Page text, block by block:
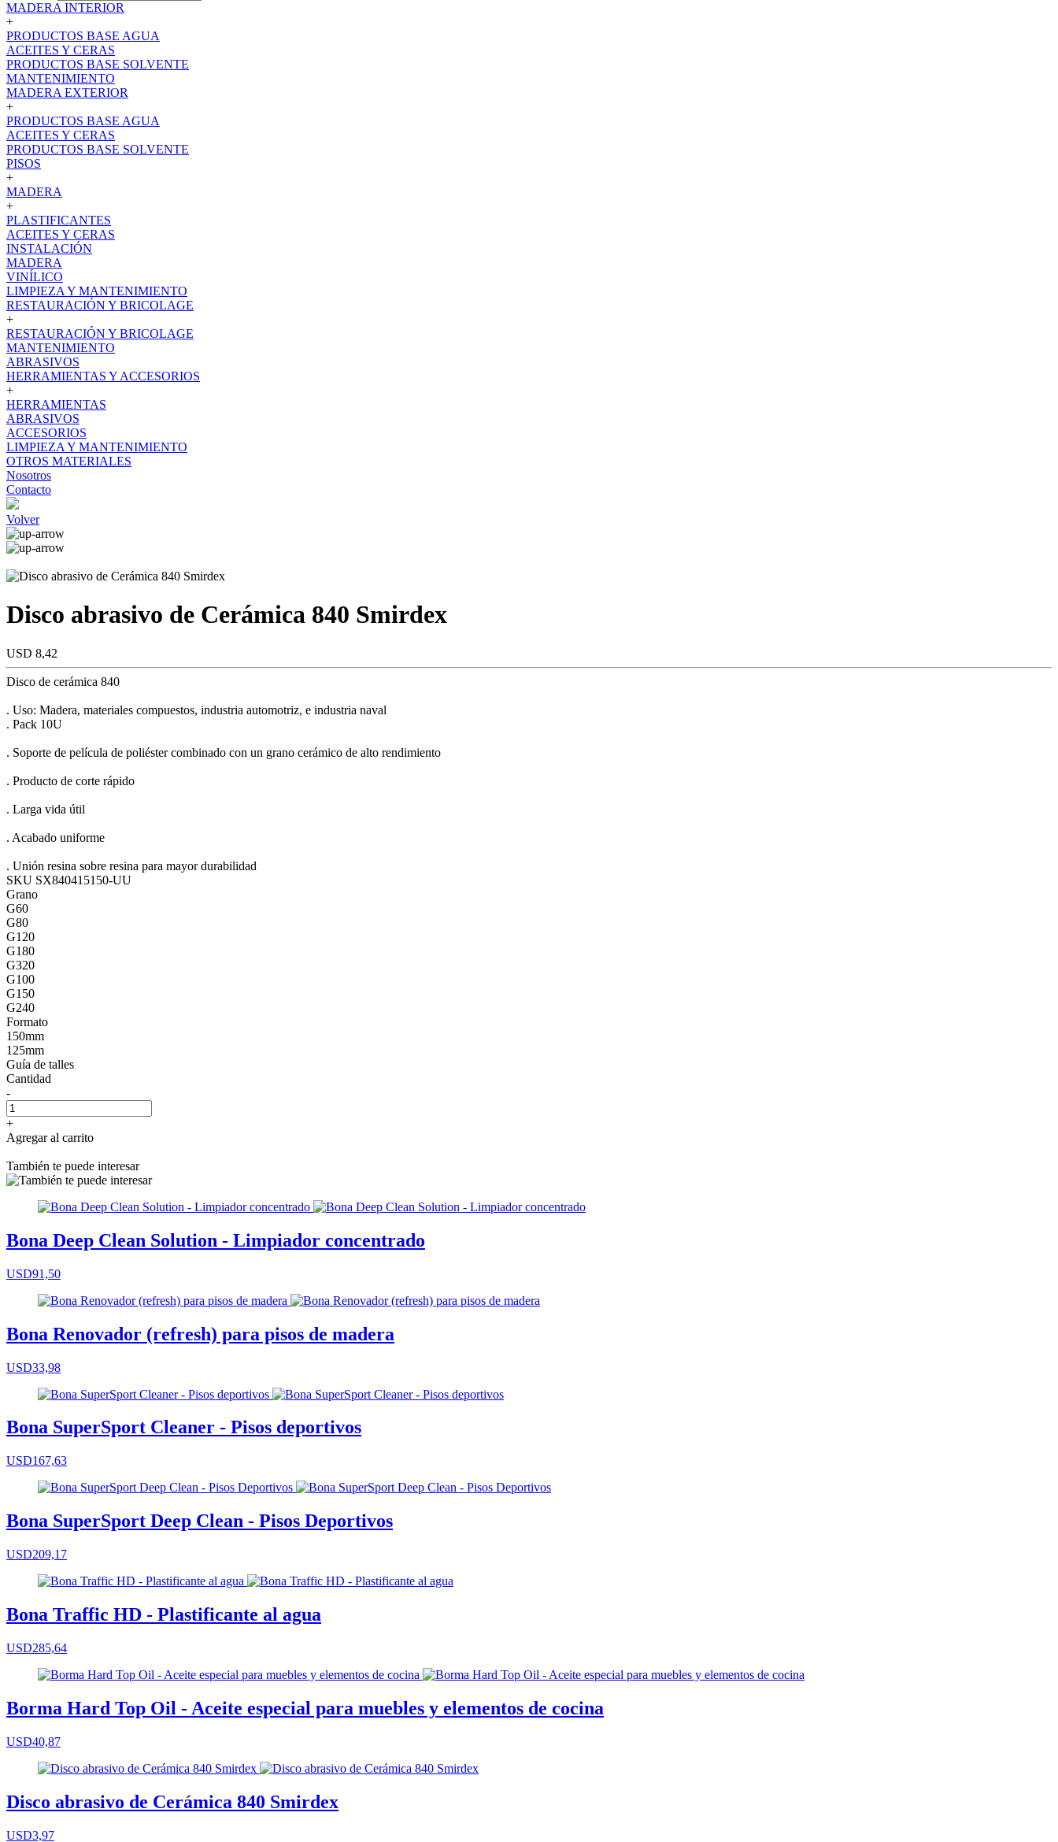
MADERA INTERIOR
+
PRODUCTOS BASE AGUA
ACEITES Y CERAS
PRODUCTOS BASE SOLVENTE
MANTENIMIENTO
MADERA EXTERIOR
+
PRODUCTOS BASE AGUA
ACEITES Y CERAS
PRODUCTOS BASE SOLVENTE
PISOS
+
MADERA
+
PLASTIFICANTES
ACEITES Y CERAS
INSTALACIÓN
MADERA
VINÍLICO
LIMPIEZA Y MANTENIMIENTO
RESTAURACIÓN Y BRICOLAGE
+
RESTAURACIÓN Y BRICOLAGE
MANTENIMIENTO
ABRASIVOS
HERRAMIENTAS Y ACCESORIOS
+
HERRAMIENTAS
ABRASIVOS
ACCESORIOS
LIMPIEZA Y MANTENIMIENTO
OTROS MATERIALES
Nosotros
Contacto
Volver
Disco abrasivo de Cerámica 840 Smirdex
USD 8,42
Disco de cerámica 840
. Uso: Madera, materiales compuestos, industria automotriz, e industria naval
. Pack 10U
. Soporte de película de poliéster combinado con un grano cerámico de alto rendimiento
. Producto de corte rápido
. Larga vida útil
. Acabado uniforme
. Unión resina sobre resina para mayor durabilidad
SKU SX840415150-UU
Grano
G60
G80
G120
G180
G320
G100
G150
G240
Formato
150mm
125mm
Guía de talles
Cantidad
-
+
Agregar al carrito
También te puede interesar
Bona Deep Clean Solution - Limpiador concentrado
USD91,50
Bona Renovador (refresh) para pisos de madera
USD33,98
Bona SuperSport Cleaner - Pisos deportivos
USD167,63
Bona SuperSport Deep Clean - Pisos Deportivos
USD209,17
Bona Traffic HD - Plastificante al agua
USD285,64
Borma Hard Top Oil - Aceite especial para muebles y elementos de cocina
USD40,87
Disco abrasivo de Cerámica 840 Smirdex
USD3,97